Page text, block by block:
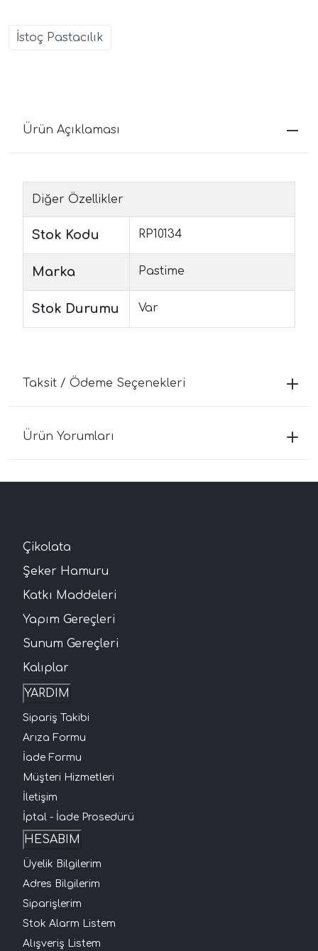
İstoç Pastacılık
Ürün Açıklaması
Diğer Özellikler
Stok Kodu RP10134
Marka Pastime
Stok Durumu Var
Taksit / Ödeme Seçenekleri
Ürün Yorumları
Çikolata
Şeker Hamuru
Katkı Maddeleri
Yapım Gereçleri
Sunum Gereçleri
Kalıplar
YARDIM
Sipariş Takibi
Arıza Formu
İade Formu
Müşteri Hizmetleri
İletişim
İptal - İade Prosedürü
HESABIM
Üyelik Bilgilerim
Adres Bilgilerim
Siparişlerim
Stok Alarm Listem
Alışveriş Listem